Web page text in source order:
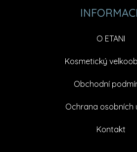
O ETANI
Kosmetický
Obchodní
Ochrana osobních
Kontakt